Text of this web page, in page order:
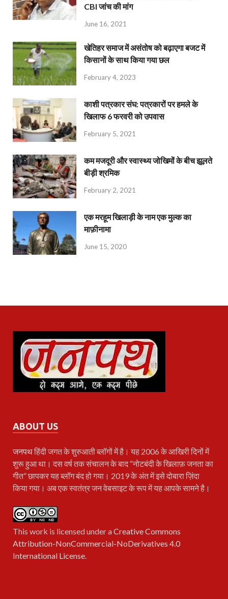
CBI जांच की मांग
June 16, 2021
खेतिहर समाज में असंतोष को बढ़ाएगा बजट में
किसानों के साथ किया गया छल
February 4, 2023
काशी पत्रकार संघ: पत्रकारों पर हमले के
खिलाफ 6 फरवरी को उपवास
February 5, 2021
कम मजदूरी और स्वास्थ्य जोखिमों के बीच झूलते
बीड़ी श्रमिक
February 2, 2021
एक मरहूम खिलाड़ी के नाम एक मुल्क का
माफ़ीनामा
June 15, 2020
ABOUT US
जनपथहिंदी जगत के शुरुआती ब्लॉगों में है। यह 2006 के आखिरी दिनों में
शुरू हुआ था। दस वर्ष तक संचालन के बाद “नोटबंदी के खिलाफ़ जनता का
गीत” छापकर यह ब्लॉग बंद हो गया। 2019 के अंत में इसे दोबारा ज़िंदा
किया गया। अब एक स्वतंत्र जन वेबसाइट के रूप में यह आपके सामने है।
This work is licensed under aCreative Commons
Attribution-NonCommercial-NoDerivatives 4.0
International License.